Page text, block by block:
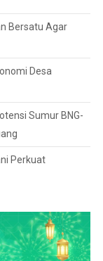
Bersatu Agar
Desa
Sumur BNG-
Perkuat